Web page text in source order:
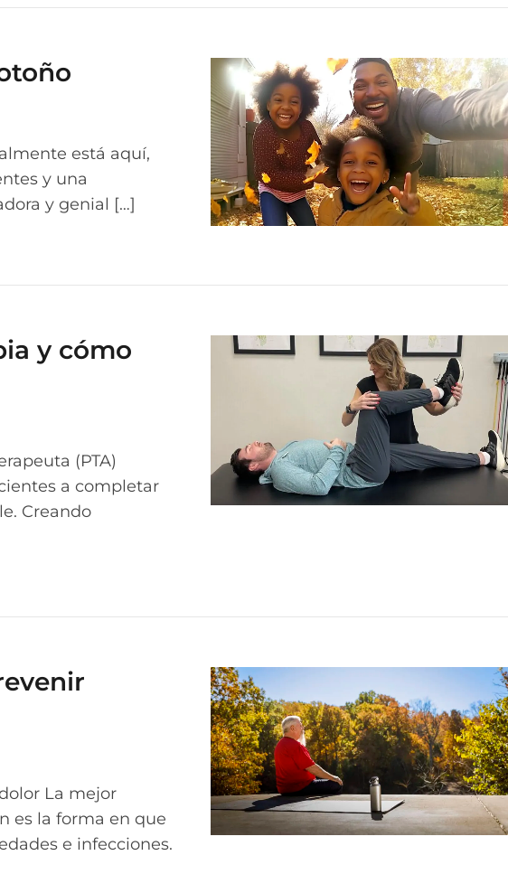
está aquí,
y una
y genial […]
y cómo
(PTA)
a completar
Creando
La mejor
es la forma en que
e infecciones.